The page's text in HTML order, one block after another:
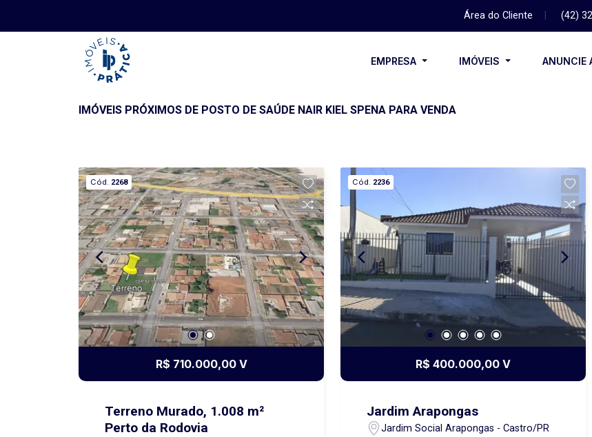
Área do Cliente (42)
EMPRESA IMÓVEIS ANUNCIE
IMÓVEIS PRÓXIMOS DE POSTO DE SAÚDE NAIR KIEL SPENA PARA VENDA
Cód. 2268
R$ 710.000,00 V
Terreno Murado, 1.008 m²
Perto da Rodovia
Cód. 2236
R$ 400.000,00 V
Jardim Arapongas
Jardim Social Arapongas - Castro/PR